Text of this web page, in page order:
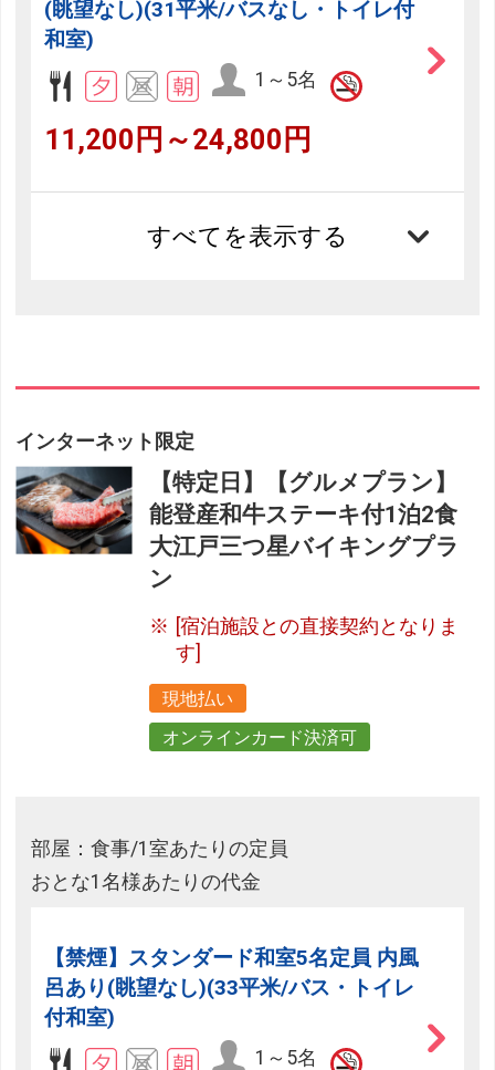
(眺望なし)(31平米/バスなし・トイレ付
和室)
1～5名
11,200円～24,800円
すべてを表示する
インターネット限定
【特定日】【グルメプラン】
能登産和牛ステーキ付1泊2食
大江戸三つ星バイキングプラ
ン
[宿泊施設との直接契約となりま
す]
現地払い
オンラインカード決済可
部屋：食事/1室あたりの定員
おとな1名様あたりの代金
【禁煙】スタンダード和室5名定員 内風
呂あり(眺望なし)(33平米/バス・トイレ
付和室)
1～5名